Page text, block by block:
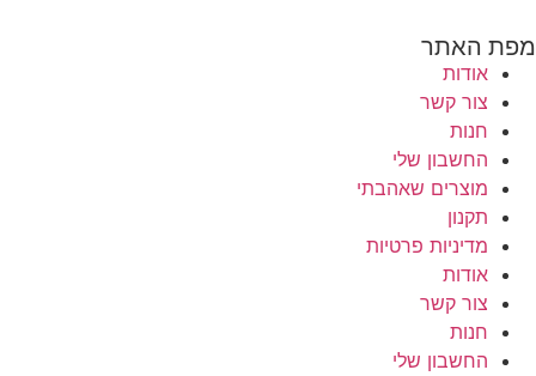
מפת האתר
אודות
צור קשר
חנות
החשבון שלי
מוצרים שאהבתי
תקנון
מדיניות פרטיות
אודות
צור קשר
חנות
החשבון שלי